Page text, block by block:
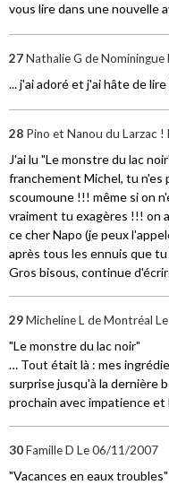
vous lire dans une nouvelle
27Nathalie G de Nominingue
... j'ai adoré et j'ai hâte de
28 Pino et Nanou du Larzac !
J'ai lu "Le monstre du lac
franchement Michel, tu n'es
scoumoune !!! même si on
vraiment tu exagères !!! on
ce cher Napo (je peux
après tous les ennuis que tu
Gros bisous, continue
29Micheline L de Montréal
"Le monstre du lac noir"
… Tout était là : mes
surprise jusqu'à la dernière
prochain avec impatience et
30Famille D Le 06/11/2007
"Vacances en eaux